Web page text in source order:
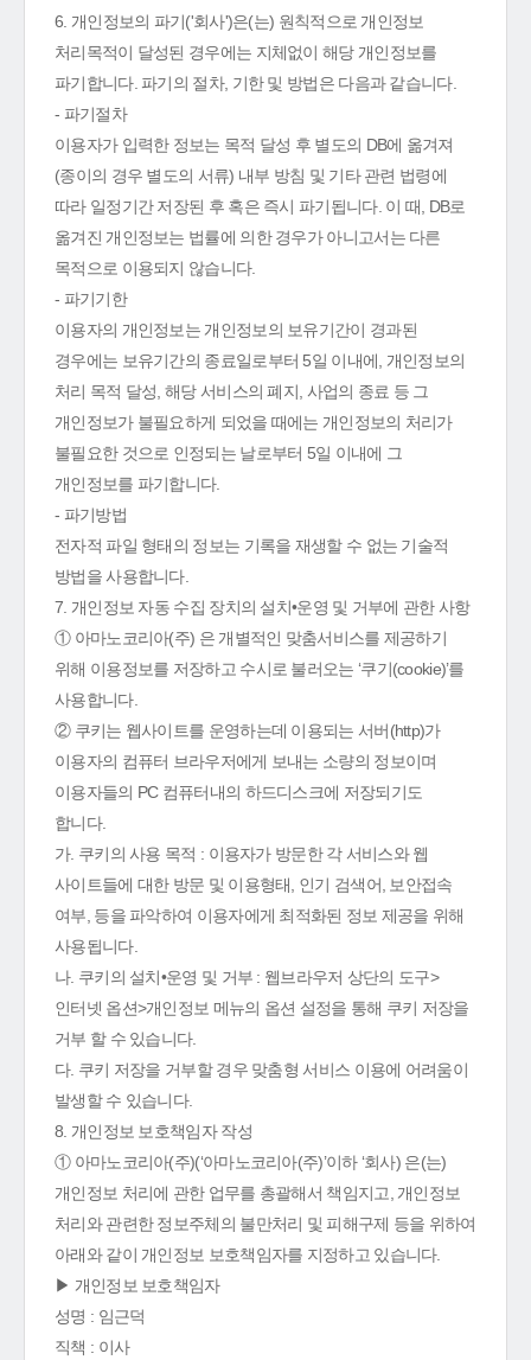
6. 개인정보의 파기('회사')은(는) 원칙적으로 개인정보
처리목적이 달성된 경우에는 지체없이 해당 개인정보를
파기합니다. 파기의 절차, 기한 및 방법은 다음과 같습니다.
- 파기절차
이용자가 입력한 정보는 목적 달성 후 별도의 DB에 옮겨져
(종이의 경우 별도의 서류) 내부 방침 및 기타 관련 법령에
따라 일정기간 저장된 후 혹은 즉시 파기됩니다. 이 때, DB로
옮겨진 개인정보는 법률에 의한 경우가 아니고서는 다른
목적으로 이용되지 않습니다.
- 파기기한
이용자의 개인정보는 개인정보의 보유기간이 경과된
경우에는 보유기간의 종료일로부터 5일 이내에, 개인정보의
처리 목적 달성, 해당 서비스의 폐지, 사업의 종료 등 그
개인정보가 불필요하게 되었을 때에는 개인정보의 처리가
불필요한 것으로 인정되는 날로부터 5일 이내에 그
개인정보를 파기합니다.
- 파기방법
전자적 파일 형태의 정보는 기록을 재생할 수 없는 기술적
방법을 사용합니다.
7. 개인정보 자동 수집 장치의 설치•운영 및 거부에 관한 사항
① 아마노코리아(주) 은 개별적인 맞춤서비스를 제공하기
위해 이용정보를 저장하고 수시로 불러오는 ‘쿠기(cookie)’를
사용합니다.
② 쿠키는 웹사이트를 운영하는데 이용되는 서버(http)가
이용자의 컴퓨터 브라우저에게 보내는 소량의 정보이며
이용자들의 PC 컴퓨터내의 하드디스크에 저장되기도
합니다.
가. 쿠키의 사용 목적 : 이용자가 방문한 각 서비스와 웹
사이트들에 대한 방문 및 이용형태, 인기 검색어, 보안접속
여부, 등을 파악하여 이용자에게 최적화된 정보 제공을 위해
사용됩니다.
나. 쿠키의 설치•운영 및 거부 : 웹브라우저 상단의 도구>
인터넷 옵션>개인정보 메뉴의 옵션 설정을 통해 쿠키 저장을
거부 할 수 있습니다.
다. 쿠키 저장을 거부할 경우 맞춤형 서비스 이용에 어려움이
발생할 수 있습니다.
8. 개인정보 보호책임자 작성
① 아마노코리아(주)(‘아마노코리아(주)’이하 ‘회사) 은(는)
개인정보 처리에 관한 업무를 총괄해서 책임지고, 개인정보
처리와 관련한 정보주체의 불만처리 및 피해구제 등을 위하여
아래와 같이 개인정보 보호책임자를 지정하고 있습니다.
▶ 개인정보 보호책임자
성명 : 임근덕
직책 : 이사